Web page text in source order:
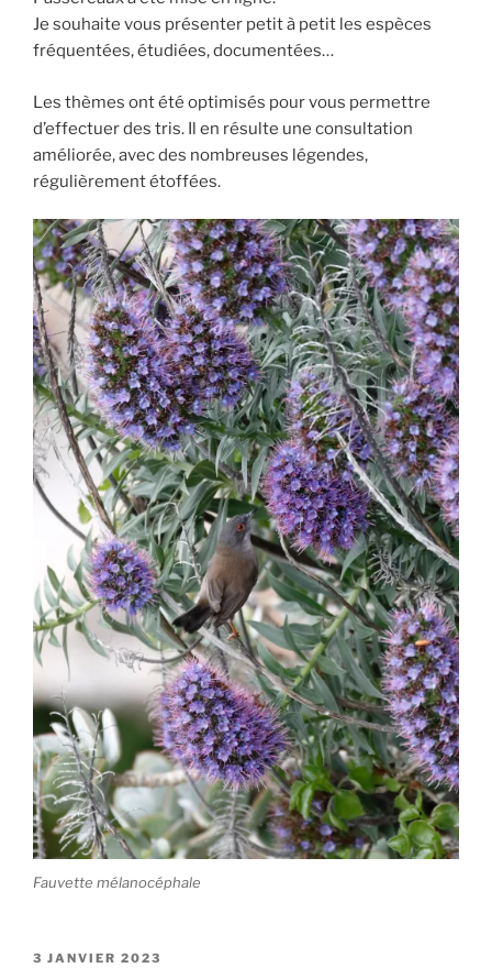
Je souhaite vous présenter petit à petit les espèces
fréquentées, étudiées, documentées…
Les thèmes ont été optimisés pour vous permettre
d’effectuer des tris. Il en résulte une consultation
améliorée, avec des nombreuses légendes,
régulièrement étoffées.
Fauvette mélanocéphale
PUBLIÉ
3 JANVIER 2023